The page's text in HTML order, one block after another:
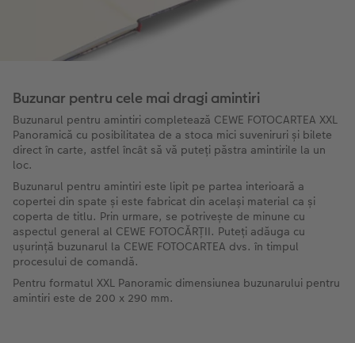
Buzunar pentru cele mai dragi amintiri
Buzunarul pentru amintiri completează CEWE FOTOCARTEA XXL
Panoramică cu posibilitatea de a stoca mici suveniruri și bilete
direct în carte, astfel încât să vă puteți păstra amintirile la un
loc.
Buzunarul pentru amintiri este lipit pe partea interioară a
copertei din spate și este fabricat din același material ca și
coperta de titlu. Prin urmare, se potrivește de minune cu
aspectul general al CEWE FOTOCĂRȚII. Puteți adăuga cu
ușurință buzunarul la CEWE FOTOCARTEA dvs. în timpul
procesului de comandă.
Pentru formatul XXL Panoramic dimensiunea buzunarului pentru
amintiri este de 200 x 290 mm.